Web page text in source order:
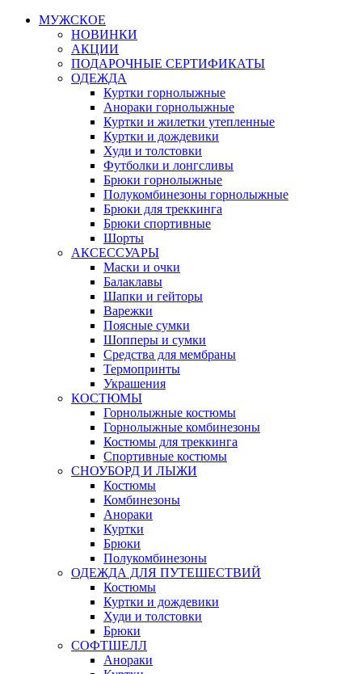
МУЖСКОЕ
НОВИНКИ
АКЦИИ
ПОДАРОЧНЫЕ СЕРТИФИКАТЫ
ОДЕЖДА
Куртки горнолыжные
Анораки горнолыжные
Куртки и жилетки утепленные
Куртки и дождевики
Худи и толстовки
Футболки и лонгсливы
Брюки горнолыжные
Полукомбинезоны горнолыжные
Брюки для треккинга
Брюки спортивные
Шорты
АКСЕССУАРЫ
Маски и очки
Балаклавы
Шапки и гейторы
Варежки
Поясные сумки
Шопперы и сумки
Средства для мембраны
Термопринты
Украшения
КОСТЮМЫ
Горнолыжные костюмы
Горнолыжные комбинезоны
Костюмы для треккинга
Спортивные костюмы
СНОУБОРД И ЛЫЖИ
Костюмы
Комбинезоны
Анораки
Куртки
Брюки
Полукомбинезоны
ОДЕЖДА ДЛЯ ПУТЕШЕСТВИЙ
Костюмы
Куртки и дождевики
Худи и толстовки
Брюки
СОФТШЕЛЛ
Анораки